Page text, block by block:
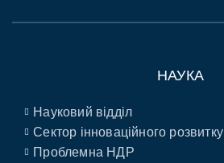
НАУКА
Науковий відділ
Сектор інноваційного розвитку
Проблемна НДР